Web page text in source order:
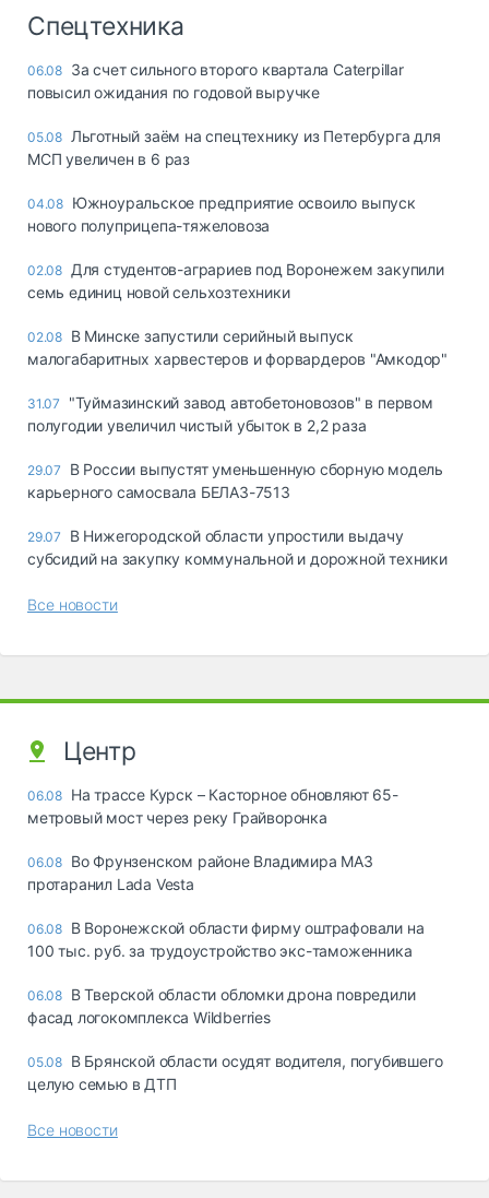
Спецтехника
06.08 За счет сильного второго квартала Caterpillar
повысил ожидания по годовой выручке
05.08 Льготный заём на спецтехнику из Петербурга для
МСП увеличен в 6 раз
04.08 Южноуральское предприятие освоило выпуск
нового полуприцепа-тяжеловоза
02.08 Для студентов-аграриев под Воронежем закупили
семь единиц новой сельхозтехники
02.08 В Минске запустили серийный выпуск
малогабаритных харвестеров и форвардеров "Амкодор"
31.07
"Туймазинский завод автобетоновозов" в первом
полугодии увеличил чистый убыток в 2,2 раза
29.07
В России выпустят уменьшенную сборную модель
карьерного самосвала БЕЛАЗ-7513
29.07
В Нижегородской области упростили выдачу
субсидий на закупку коммунальной и дорожной техники
Все новости
Центр
06.08 На трассе Курск – Касторное обновляют 65-
метровый мост через реку Грайворонка
06.08 Во Фрунзенском районе Владимира МАЗ
протаранил Lada Vesta
06.08 В Воронежской области фирму оштрафовали на
100 тыс. руб. за трудоустройство экс-таможенника
06.08 В Тверской области обломки дрона повредили
фасад логокомплекса Wildberries
05.08 В Брянской области осудят водителя, погубившего
целую семью в ДТП
Все новости